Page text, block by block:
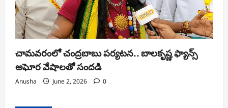
చామవరంలో చంద్రబాబు పర్యటన.. బాలకృష్ణ ఫ్యాన్స్
అఘోర వేషాలతో సందడి
Anusha June 2, 2026 0